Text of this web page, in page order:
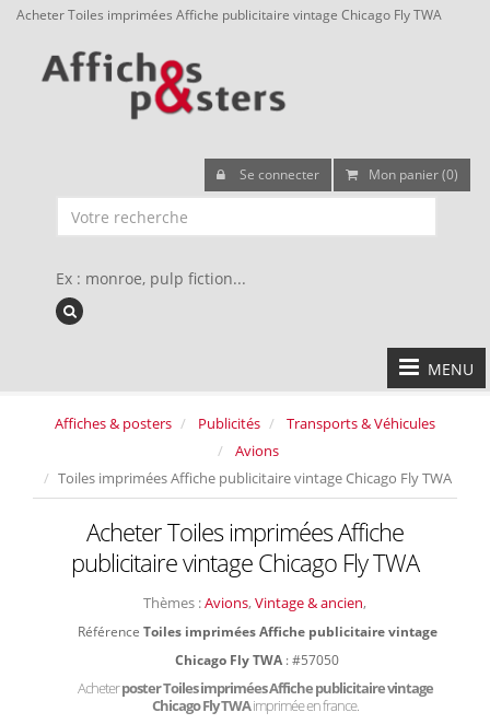
Acheter Toiles imprimées Affiche publicitaire vintage Chicago Fly TWA
Se connecter Mon panier (0)
Ex : monroe, pulp fiction...
MENU
Affiches & posters Publicités
Transports & Véhicules
Avions
Toiles imprimées Affiche publicitaire vintage Chicago Fly TWA
Acheter Toiles imprimées Affiche
publicitaire vintage Chicago Fly TWA
Thèmes :Avions, Vintage & ancien,
Référence Toiles imprimées Affiche publicitaire vintage
Chicago Fly TWA : #57050
Acheterposter Toiles imprimées Affiche publicitaire vintage
Chicago Fly TWAimprimée en france.